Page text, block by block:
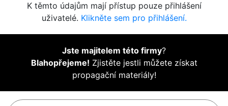
K těmto údajům mají přístup pouze přihlášení
uživatelé. Klikněte sem pro přihlášení.
Jste majitelem této firmy?
Blahopřejeme! Zjistěte jestli můžete získat
propagační materiály!